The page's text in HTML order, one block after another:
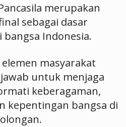
merupakan
sebagai dasar
bangsa Indonesia.
masyarakat
untuk menjaga
keberagaman,
kepentingan bangsa di